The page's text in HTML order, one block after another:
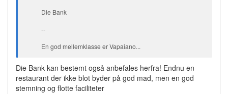
Die Bank
--
En god mellemklasse er Vapaiano...
Die Bank kan bestemt også anbefales herfra! Endnu en
restaurant der ikke blot byder på god mad, men en god
stemning og flotte faciliteter